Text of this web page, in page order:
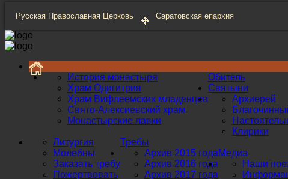
Русская Православная Церковь Саратовская епархия
Обитель
История монастыря
Храм Одигитрия
Храм Вифлеемских младенцев
Свято-Алексиевский храм
Монастырские лавки
Святыни
Архиерей
Клирики
Требы
Литургия
Молебны
Заказать требу
Пожертвовать
Медиа
Архив 2015 года
Архив 2016 года
Архив 2017 года
Наши